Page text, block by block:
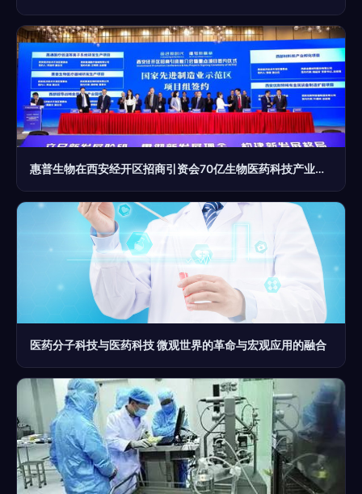
惠普生物在西安经开区招商引资会70亿生物医药科技产业园项目中占有一席之地
医药分子科技与医药科技 微观世界的革命与宏观应用的融合